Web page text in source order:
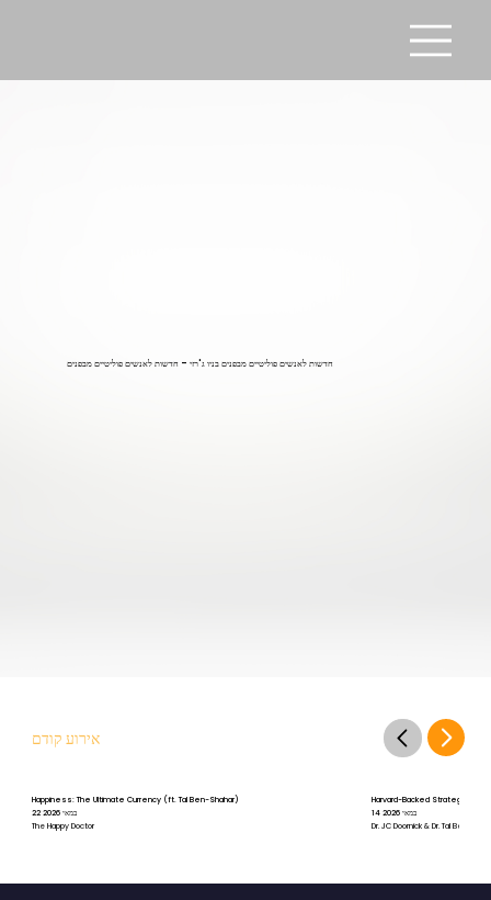
חדשות לאנשים פוליטיים מבפנים בניו ג'רזי - חדשות לאנשים פוליטיים מבפנים
אירוע קודם
Happiness: The Ultimate Currency (ft. Tal Ben-Shahar)
22 במאי 2026
The Happy Doctor
Harvard-Backed Strategies for
14 במאי 2026
Dr. JC Doornick & Dr. Tal Ben-